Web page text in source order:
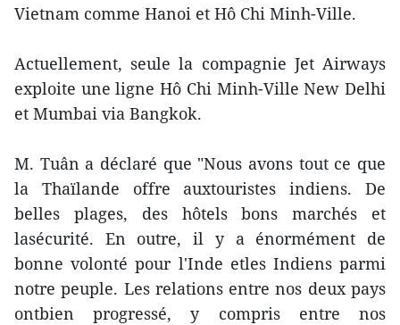
Vietnam comme Hanoi et Hô Chi Minh-Ville.
Actuellement, seule la compagnie Jet Airways
exploite une ligne Hô Chi Minh-Ville New Delhi
et Mumbai via Bangkok.
M. Tuân a déclaré que "Nous avons tout ce que
la Thaïlande offre auxtouristes indiens. De
belles plages, des hôtels bons marchés et
lasécurité. En outre, il y a énormément de
bonne volonté pour l'Inde etles Indiens parmi
notre peuple. Les relations entre nos deux pays
ontbien progressé, y compris entre nos